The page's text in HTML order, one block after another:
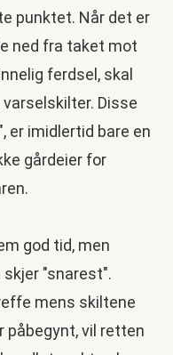
punktet. Når det er
ned fra taket mot
ferdsel, skal
Disse
er imidlertid bare en
gårdeier for
god tid, men
"snarest".
mens skiltene
påbegynt, vil retten